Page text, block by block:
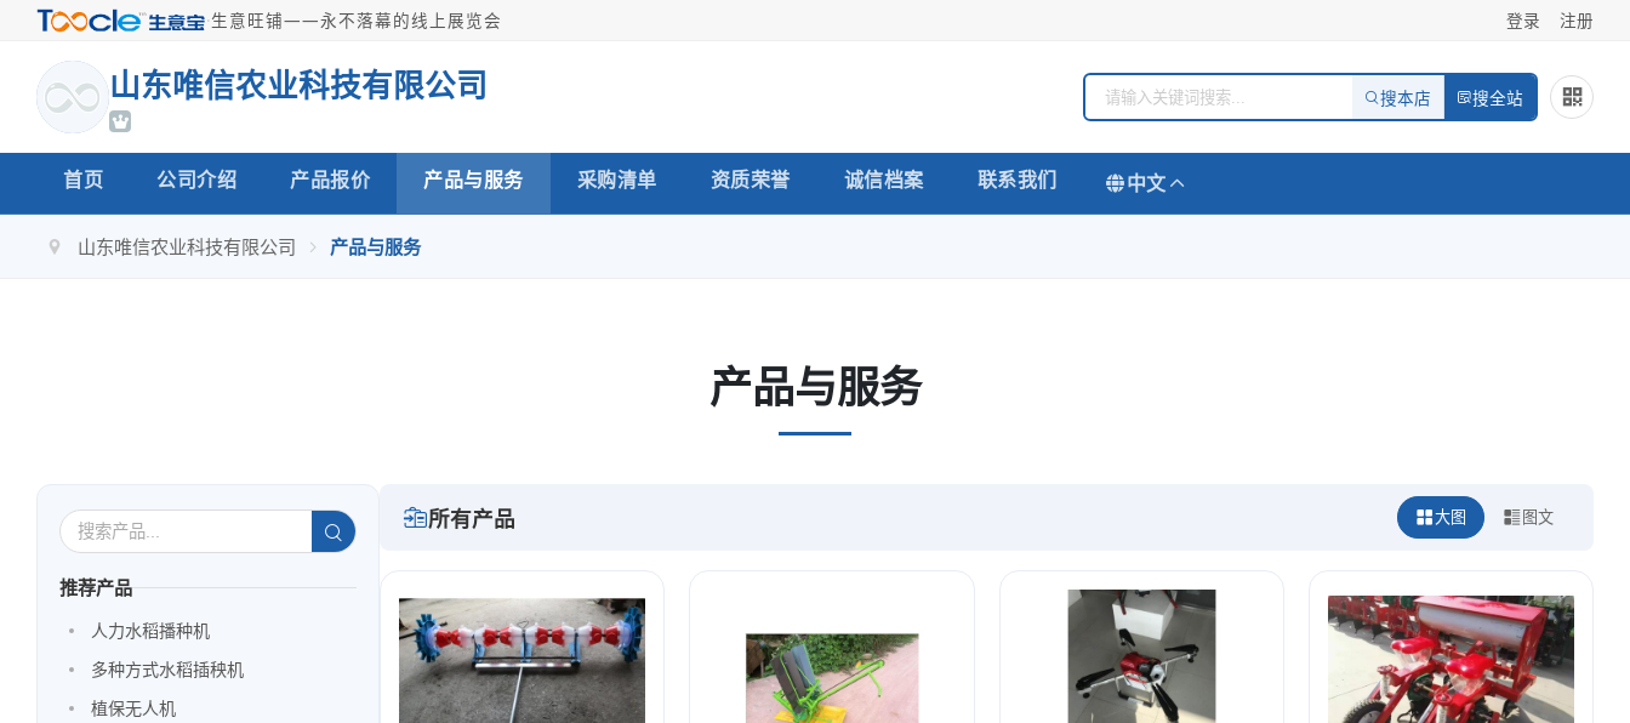
·生意旺铺——永不落幕的线上展览会 登录 注册
山东唯信农业科技有限公司 搜本店 搜全站
首页 公司介绍 产品报价 产品与服务 采购清单 资质荣誉 诚信档案 联系我们 中文
山东唯信农业科技有限公司 产品与服务
产品与服务
推荐产品
人力水稻播种机
多种方式水稻插秧机
植保无人机
所有产品 大图 图文